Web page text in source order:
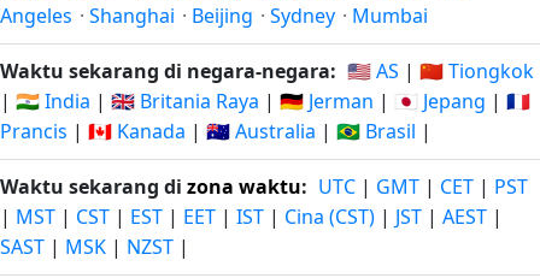
Angeles · Shanghai · Beijing · Sydney · Mumbai
Waktu sekarang di negara-negara: 🇺🇸 AS | 🇨🇳 Tiongkok
| 🇮🇳 India | 🇬🇧 Britania Raya | 🇩🇪 Jerman | 🇯🇵 Jepang | 🇫🇷
Prancis | 🇨🇦 Kanada | 🇦🇺 Australia | 🇧🇷 Brasil |
Waktu sekarang di zona waktu: UTC | GMT | CET | PST
| MST | CST | EST | EET | IST | Cina (CST) | JST | AEST |
SAST | MSK | NZST |